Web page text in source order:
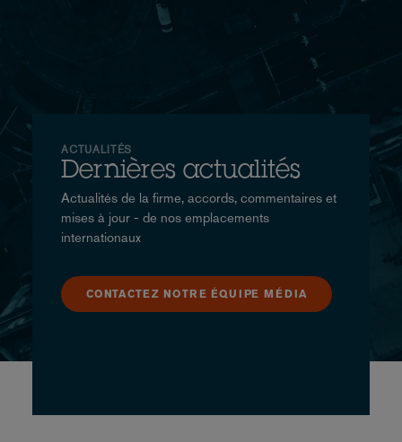
ACTUALITÉS
Dernières actualités
Actualités de la firme, accords, commentaires et
mises à jour - de nos emplacements
internationaux
CONTACTEZ NOTRE ÉQUIPE MÉDIA